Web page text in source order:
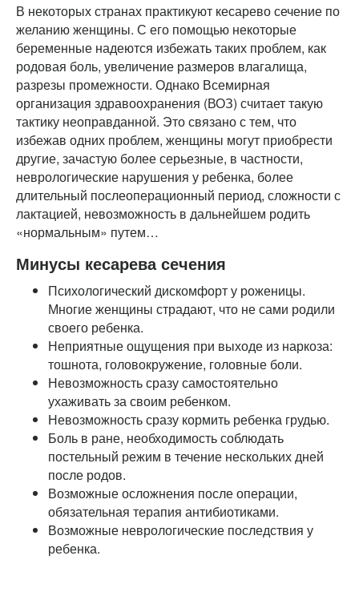
В некоторых странах практикуют кесарево сечение по
желанию женщины. С его помощью некоторые
беременные надеются избежать таких проблем, как
родовая боль, увеличение размеров влагалища,
разрезы промежности. Однако Всемирная
организация здравоохранения (ВОЗ) считает такую
тактику неоправданной. Это связано с тем, что
избежав одних проблем, женщины могут приобрести
другие, зачастую более серьезные, в частности,
неврологические нарушения у ребенка, более
длительный послеоперационный период, сложности с
лактацией, невозможность в дальнейшем родить
«нормальным» путем…
Минусы кесарева сечения
Психологический дискомфорт у роженицы.
Многие женщины страдают, что не сами родили
своего ребенка.
Неприятные ощущения при выходе из наркоза:
тошнота, головокружение, головные боли.
Невозможность сразу самостоятельно
ухаживать за своим ребенком.
Невозможность сразу кормить ребенка грудью.
Боль в ране, необходимость соблюдать
постельный режим в течение нескольких дней
после родов.
Возможные осложнения после операции,
обязательная терапия антибиотиками.
Возможные неврологические последствия у
ребенка.